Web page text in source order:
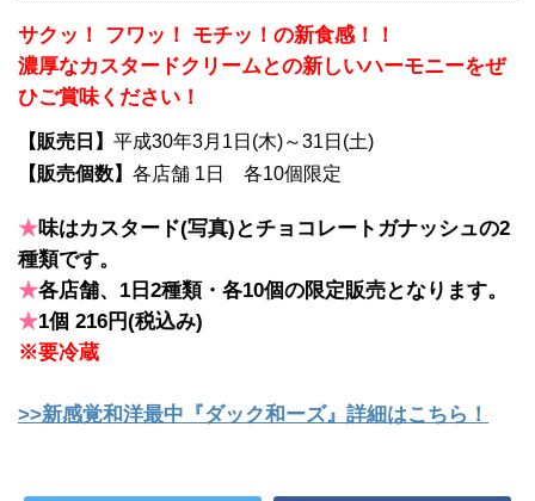
サクッ！ フワッ！ モチッ！の新食感！！
濃厚なカスタードクリームとの新しいハーモニーをぜ
ひご賞味ください！
【販売日】 平成30年3月1日(木)～31日(土)
【販売個数】 各店舗 1日 各10個限定
★味はカスタード(写真)とチョコレートガナッシュの2
種類です。
★各店舗、1日2種類・各10個の限定販売となります。
★1個 216円(税込み)
※要冷蔵
>>新感覚和洋最中『ダック和ーズ』詳細はこちら！